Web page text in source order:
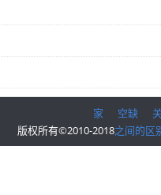
家 空缺
版权所有©2010-2018之间的区